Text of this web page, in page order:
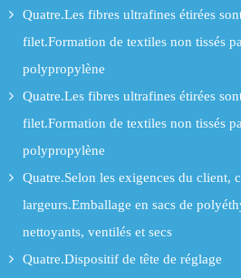
Quatre.Les fibres ultrafines étirées
filet.Formation de textiles non tissés
polypropylène
Quatre.Les fibres ultrafines étirées
filet.Formation de textiles non tissés
polypropylène
Quatre.Selon les exigences du client,
largeurs.Emballage en sacs de
nettoyants, ventilés et secs
Quatre.Dispositif de tête de réglage